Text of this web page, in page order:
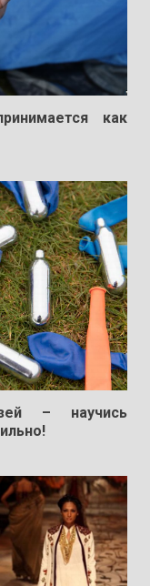
как
– научись